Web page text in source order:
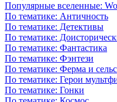
Популярные вселенные:
По тематике: Античность
По тематике: Детективы
По тематике:
По тематике: Фантастика
По тематике: Фэнтези
По тематике: Ферма и
По тематике: Герои
По тематике: Гонки